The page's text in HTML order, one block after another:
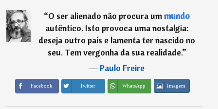
“O ser alienado não procura ummundo
autêntico. Isto provoca uma nostalgia:
deseja outro país e lamenta ter nascido no
seu. Tem vergonha da sua realidade.”
―Paulo Freire
Facebook Twitter WhatsApp Imagem